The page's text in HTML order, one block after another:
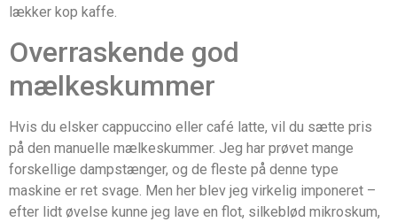
lækker kop kaffe.
Overraskende god
mælkeskummer
Hvis du elsker cappuccino eller café latte, vil du sætte pris
på den manuelle mælkeskummer. Jeg har prøvet mange
forskellige dampstænger, og de fleste på denne type
maskine er ret svage. Men her blev jeg virkelig imponeret –
efter lidt øvelse kunne jeg lave en flot, silkeblød mikroskum,